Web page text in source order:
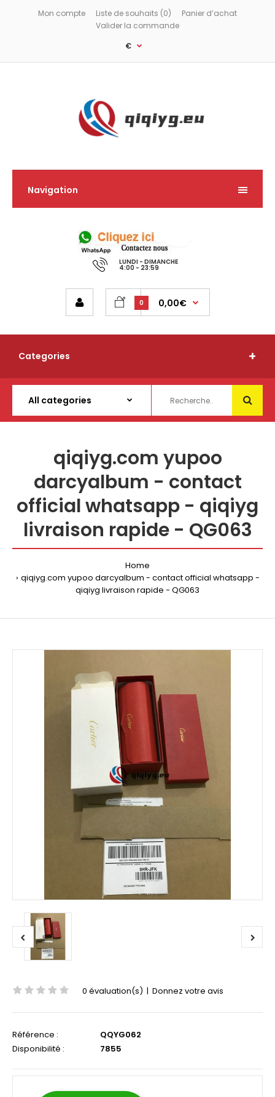
Mon compte Liste de souhaits (0)
Panier d’achat
Valider la commande
€
Navigation
LUNDI - DIMANCHE
4:00 - 23:59
0 0,00€
Categories
qiqiyg.com yupoo
darcyalbum - contact
official whatsapp - qiqiyg
livraison rapide - QG063
Home
qiqiyg.com yupoo darcyalbum - contact official whatsapp -
qiqiyg livraison rapide - QG063
0 évaluation(s) | Donnez votre avis
Référence :
QQYG062
Disponibilité :
7855